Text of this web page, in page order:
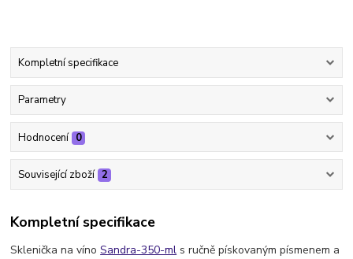
Kompletní specifikace
Parametry
Hodnocení 0
Související zboží 2
Kompletní specifikace
Sklenička na vínoSandra-350-ml s ručně pískovaným písmenem a